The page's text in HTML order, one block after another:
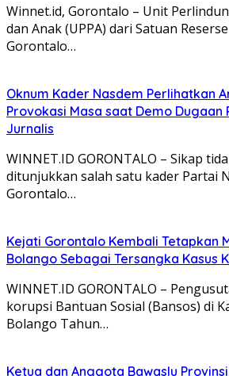
Winnet.id, Gorontalo – Unit
dan Anak (UPPA) dari Satuan
Gorontalo…
Oknum Kader Nasdem Perlihatkan
Provokasi Masa saat Demo Dugaan
Jurnalis
WINNET.ID GORONTALO – Sikap
ditunjukkan salah satu kader Partai
Gorontalo…
Kejati Gorontalo Kembali Tetapkan
Bolango Sebagai Tersangka Kasus
WINNET.ID GORONTALO –
korupsi Bantuan Sosial (Bansos) di
Bolango Tahun…
Ketua dan Anggota Bawaslu